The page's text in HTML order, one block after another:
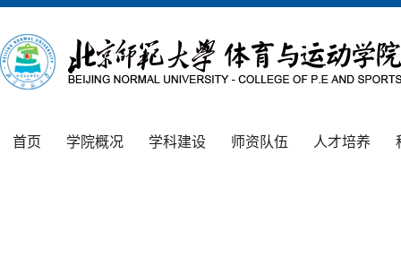
首页 学院概况 学科建设 师资队伍 人才培养